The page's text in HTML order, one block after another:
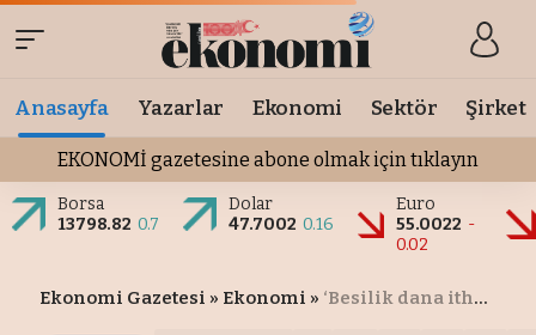
Anasayfa Yazarlar Ekonomi Sektör Şirket
EKONOMİ gazetesine abone olmak için tıklayın
Borsa
13798.82 0.7
Dolar
47.7002 0.16
Euro
55.0022 -
0.02
Ekonomi Gazetesi » Ekonomi » ‘Besilik dana ithalatına izin, sektörü rahatlattı’